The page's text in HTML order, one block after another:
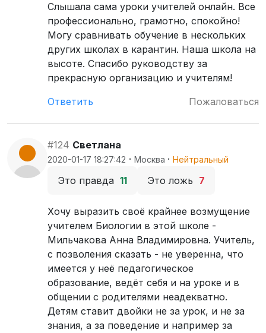
Слышала сама уроки учителей онлайн. Все
профессионально, грамотно, спокойно!
Могу сравнивать обучение в нескольких
других школах в карантин. Наша школа на
высоте. Спасибо руководству за
прекрасную организацию и учителям!
Ответить
Пожаловаться
#124 Светлана
2020-01-17 18:27:42 · Москва · Нейтральный
Это правда 11 Это ложь 7
Хочу выразить своё крайнее возмущение
учителем Биологии в этой школе -
Мильчакова Анна Владимировна. Учитель,
с позволения сказать - не уверенна, что
имеется у неё педагогическое
образование, ведёт себя и на уроке и в
общении с родителями неадекватно.
Детям ставит двойки не за урок, и не за
знания, а за поведение и например за